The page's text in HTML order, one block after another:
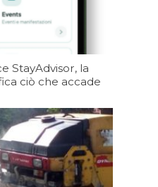
StayAdvisor, la
ciò che accade